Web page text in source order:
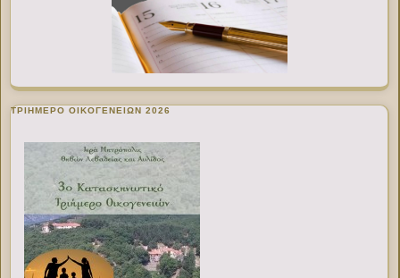
ΤΡΙΗΜΕΡΟ ΟΙΚΟΓΕΝΕΙΩΝ 2026